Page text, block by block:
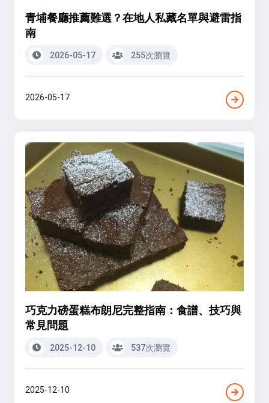
青埔餐廳推薦難選？在地人私藏名單與避雷指
南
2026-05-17 255次瀏覽
2026-05-17
巧克力磅蛋糕布朗尼完整指南：食譜、技巧與
常見問題
2025-12-10 537次瀏覽
2025-12-10